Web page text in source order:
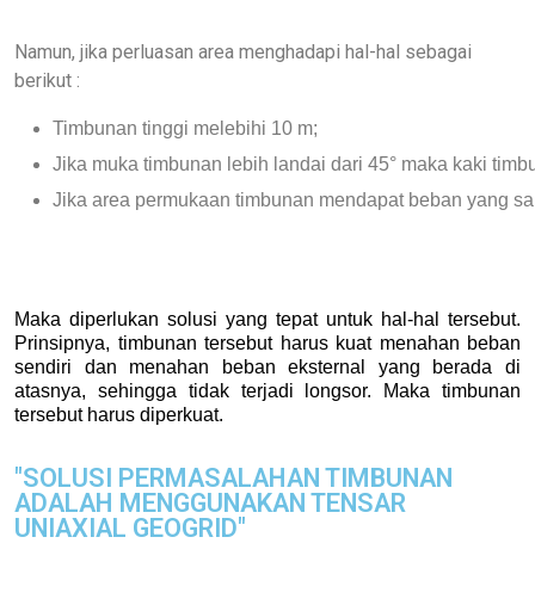
Namun, jika perluasan area menghadapi hal-hal sebagai
berikut :
Timbunan tinggi melebihi 10 m;
Jika muka timbunan lebih landai dari 45° maka kaki
Jika area permukaan timbunan mendapat beban yang
Maka diperlukan solusi yang tepat untuk hal-hal tersebut.
Prinsipnya, timbunan tersebut harus kuat menahan beban
sendiri dan menahan beban eksternal yang berada di
atasnya, sehingga tidak terjadi longsor. Maka timbunan
tersebut harus diperkuat.
"SOLUSI PERMASALAHAN TIMBUNAN
ADALAH MENGGUNAKAN TENSAR
UNIAXIAL GEOGRID"